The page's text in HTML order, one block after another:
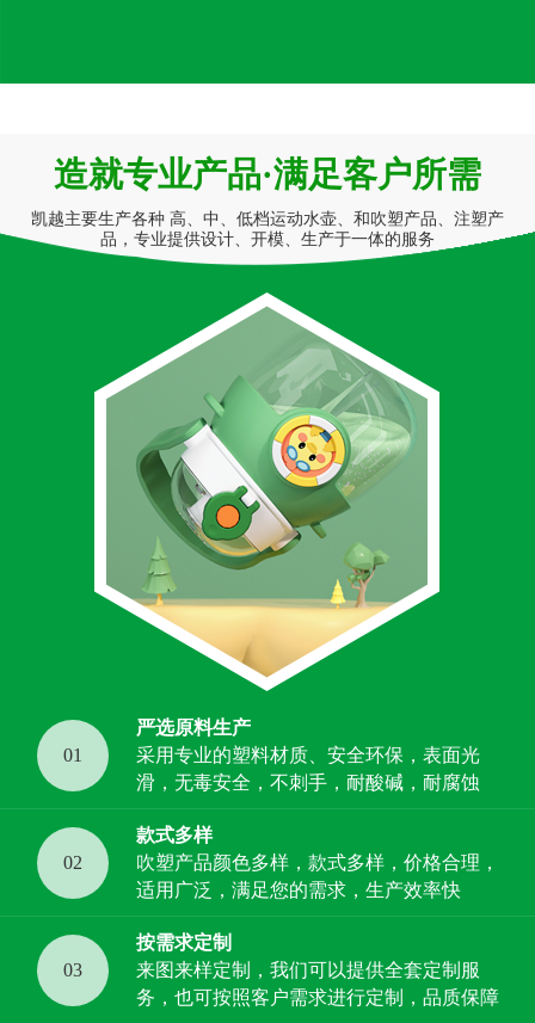
造就专业产品·满足客户所需
凯越主要生产各种 高、中、低档运动水壶、和吹塑产品、注塑产
品，专业提供设计、开模、生产于一体的服务
01
严选原料生产
采用专业的塑料材质、安全环保，表面光
滑，无毒安全，不刺手，耐酸碱，耐腐蚀
02
款式多样
吹塑产品颜色多样，款式多样，价格合理，
适用广泛，满足您的需求，生产效率快
03
按需求定制
来图来样定制，我们可以提供全套定制服
务，也可按照客户需求进行定制，品质保障